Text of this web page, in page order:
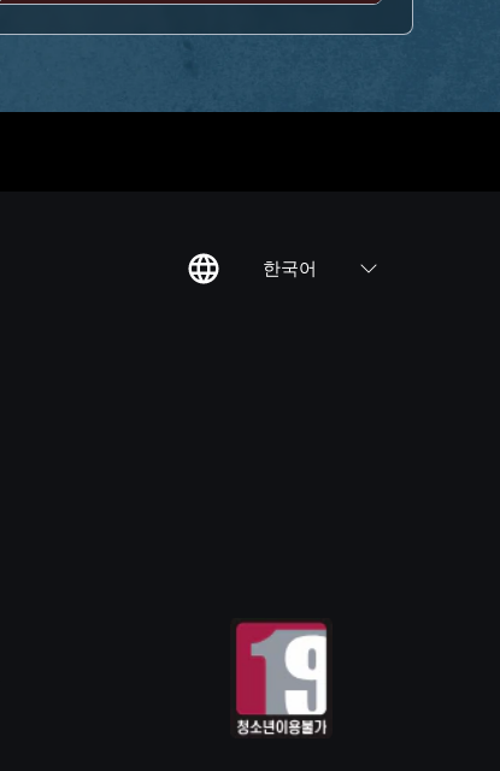
한국어